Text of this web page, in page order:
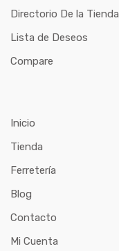
Directorio De la Tienda
Lista de Deseos
Compare
Inicio
Tienda
Ferretería
Blog
Contacto
Mi Cuenta